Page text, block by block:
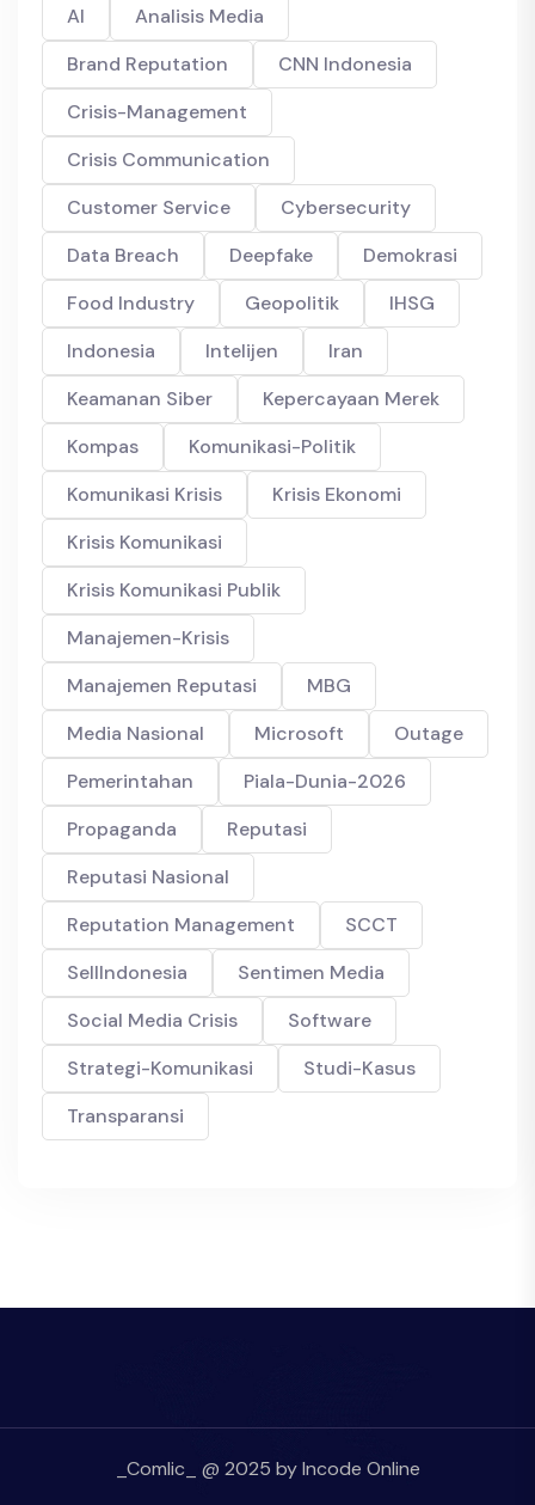
AI
Analisis Media
Brand Reputation
CNN Indonesia
Crisis-Management
Crisis Communication
Customer Service
Cybersecurity
Data Breach
Deepfake
Demokrasi
Food Industry
Geopolitik
IHSG
Indonesia
Intelijen
Iran
Keamanan Siber
Kepercayaan Merek
Kompas
Komunikasi-Politik
Komunikasi Krisis
Krisis Ekonomi
Krisis Komunikasi
Krisis Komunikasi Publik
Manajemen-Krisis
Manajemen Reputasi
MBG
Media Nasional
Microsoft
Outage
Pemerintahan
Piala-Dunia-2026
Propaganda
Reputasi
Reputasi Nasional
Reputation Management
SCCT
SellIndonesia
Sentimen Media
Social Media Crisis
Software
Strategi-Komunikasi
Studi-Kasus
Transparansi
_Comlic_ @ 2025 by Incode Online